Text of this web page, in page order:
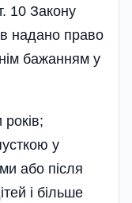
10 Закону
надано право
бажанням у
у
або після
і більше